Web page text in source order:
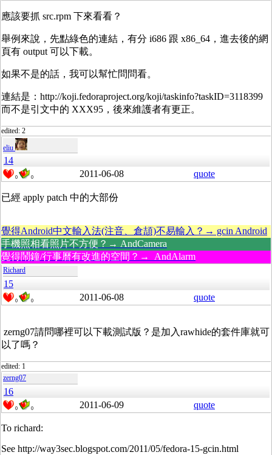
應該要抓 src.rpm 下來看看？
舉例來說，先點綠色的連結，有分 i686 跟 x86_64，進去後的網
頁有 output 可以下載。
如果不是的話，我可以幫忙問問看。
連結是：http://koji.fedoraproject.org/koji/taskinfo?taskID=3118399
而不是引文中的 XXX95，後來維護者有更正。
edited: 2
eliu
14
0 0 2011-06-08 quote
已經 apply patch 中的大部份
覺得Android中文輸入法(注音、倉頡)不易輸入？→ gcin Android
手機照相看照片不方便？→ AndCamera
覺得鬧鐘/行事曆有改進的空間？→ AndAlarm
Richard
15
0 0 2011-06-08 quote
zerng07請問哪裡可以下載測試版？是加入rawhide的套件庫就可
以了嗎？
edited: 1
zerng07
16
0 0 2011-06-09 quote
To richard:
See http://way3sec.blogspot.com/2011/05/fedora-15-gcin.html